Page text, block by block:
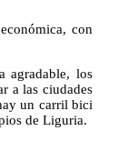
con
agradable, los
a las ciudades
un carril bici
de Liguria.